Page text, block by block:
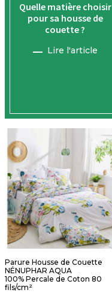
Quelle matière choisir
pour sa housse de
couette ?
Lire l'article
Parure Housse de Couette
NÉNUPHAR AQUA
100% Percale de Coton 80
fils/cm²